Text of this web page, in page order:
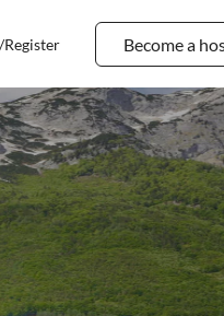
Become a
Register